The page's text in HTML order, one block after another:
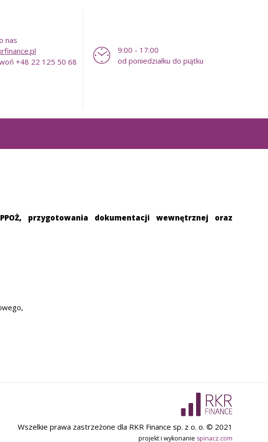
nas
+48 22 125 50 68
9:00 - 17:00
od poniedziałku do piątku
przygotowania dokumentacji wewnętrznej oraz
Wszelkie prawa zastrzeżone dla RKR Finance sp. z o. o. © 2021
projekt i wykonanie spinacz.com